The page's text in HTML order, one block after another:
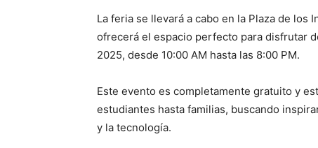
La feria se llevará a cabo en la Plaza de los
ofrecerá el espacio perfecto para disfrutar
2025, desde 10:00 AM hasta las 8:00 PM.
Este evento es completamente gratuito y
estudiantes hasta familias, buscando
y la tecnología.